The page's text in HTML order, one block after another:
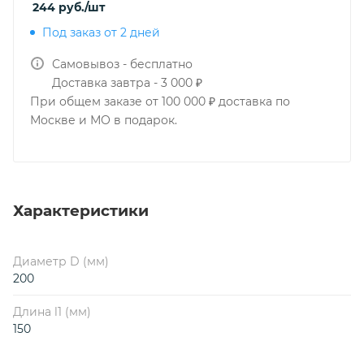
244 руб./шт
Под заказ от 2 дней
Самовывоз - бесплатно
Доставка завтра - 3 000 ₽
При общем заказе от 100 000 ₽ доставка по
Москве и МО в подарок.
Характеристики
Диаметр D (мм)
200
Длина l1 (мм)
150